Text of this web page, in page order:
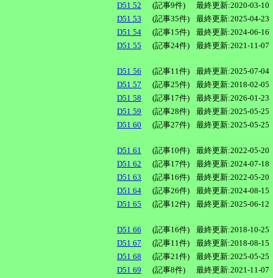
D51 52
(記事9件)
最終更新:2020-03-10
D51 53
(記事35件)
最終更新:2025-04-23
D51 54
(記事15件)
最終更新:2024-06-16
D51 55
(記事24件) 最終更新:2021-11-07
D51 56 (記事11件)
最終更新:2025-07-04
D51 57
(記事25件)
最終更新:2018-02-05
D51 58
(記事17件)
最終更新:2026-01-23
D51 59
(記事28件)
最終更新:2025-05-25
D51 60
(記事27件) 最終更新:2025-05-25
D51 61 (記事10件)
最終更新:2022-05-20
D51 62
(記事17件)
最終更新:2024-07-18
D51 63
(記事16件)
最終更新:2022-05-20
D51 64
(記事26件)
最終更新:2024-08-15
D51 65
(記事12件) 最終更新:2025-06-12
D51 66 (記事16件)
最終更新:2018-10-25
D51 67
(記事11件)
最終更新:2018-08-15
D51 68
(記事21件)
最終更新:2025-05-25
D51 69
(記事8件)
最終更新:2021-11-07